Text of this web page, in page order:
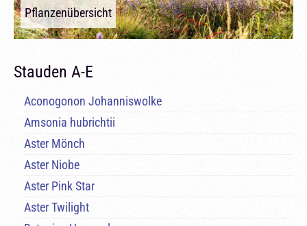
Pflanzenübersicht
Stauden A-E
Aconogonon Johanniswolke
Amsonia hubrichtii
Aster Mönch
Aster Niobe
Aster Pink Star
Aster Twilight